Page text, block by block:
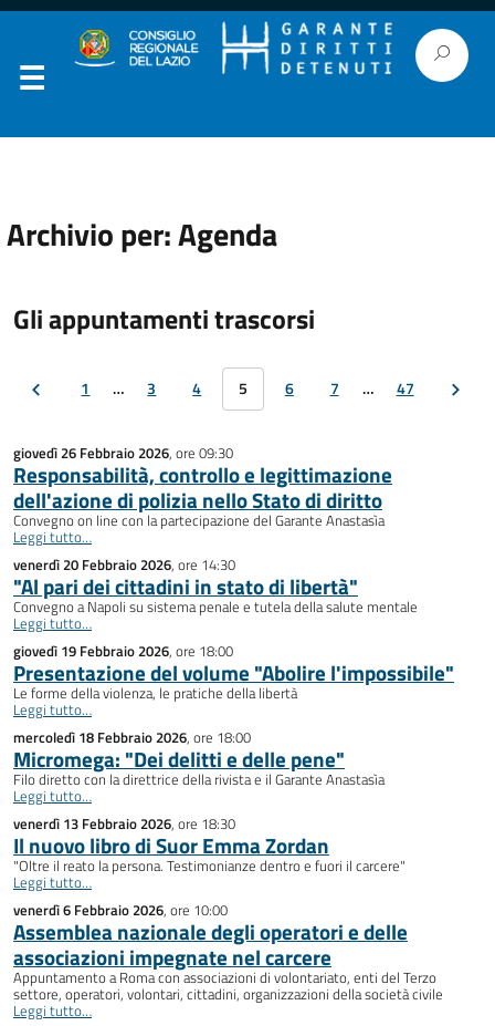
Archivio per: Agenda
Gli appuntamenti trascorsi
1 … 3 4 5 6 7 … 47
giovedì 26 Febbraio 2026, ore 09:30
Responsabilità, controllo e legittimazione
dell'azione di polizia nello Stato di diritto
Convegno on line con la partecipazione del Garante Anastasìa
Leggi tutto…
venerdì 20 Febbraio 2026, ore 14:30
"Al pari dei cittadini in stato di libertà"
Convegno a Napoli su sistema penale e tutela della salute mentale
Leggi tutto…
giovedì 19 Febbraio 2026, ore 18:00
Presentazione del volume "Abolire l'impossibile"
Le forme della violenza, le pratiche della libertà
Leggi tutto…
mercoledì 18 Febbraio 2026, ore 18:00
Micromega: "Dei delitti e delle pene"
Filo diretto con la direttrice della rivista e il Garante Anastasìa
Leggi tutto…
venerdì 13 Febbraio 2026, ore 18:30
Il nuovo libro di Suor Emma Zordan
"Oltre il reato la persona. Testimonianze dentro e fuori il carcere"
Leggi tutto…
venerdì 6 Febbraio 2026, ore 10:00
Assemblea nazionale degli operatori e delle
associazioni impegnate nel carcere
Appuntamento a Roma con associazioni di volontariato, enti del Terzo
settore, operatori, volontari, cittadini, organizzazioni della società civile
Leggi tutto…